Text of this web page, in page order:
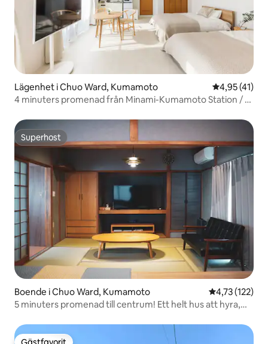
Lägenhet i Chuo Ward, Kumamoto 4,95 av 5 i
4,95 (41)
4 minuters promenad från Minami-Kumamoto Station / 2
gångavstånd / Bekvämt utrymme / Gratis Wi-Fi / 3
personer
Superhost
Superhost
Boende i Chuo Ward, Kumamoto 4,73 av 5 i
4,73 (122)
5 minuters promenad till centrum! Ett helt hus att hyra,